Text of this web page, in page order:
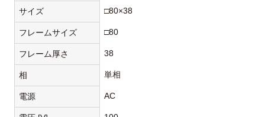
サイズ □80×38
フレームサイズ □80
フレーム厚さ 38
相 単相
電源 AC